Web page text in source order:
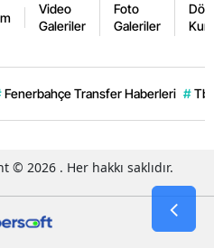
Video
Galeriler
Foto
Galeriler
Fenerbahçe Transfer Haberleri #
© 2026 . Her hakkı saklıdır.